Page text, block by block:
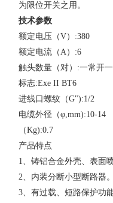
为限位开关之用。
技术参数
额定电压（V）:380
额定电流（A）:6
触头数量（对）:一常开
标志:Exe II BT6
进线口螺纹（G"):1/2
电缆外径（φ,mm):10-14
（Kg):0.7
产品特点
1、铸铝合金外壳、表面
2、内装分断小型断路器
3、有过载、短路保护功